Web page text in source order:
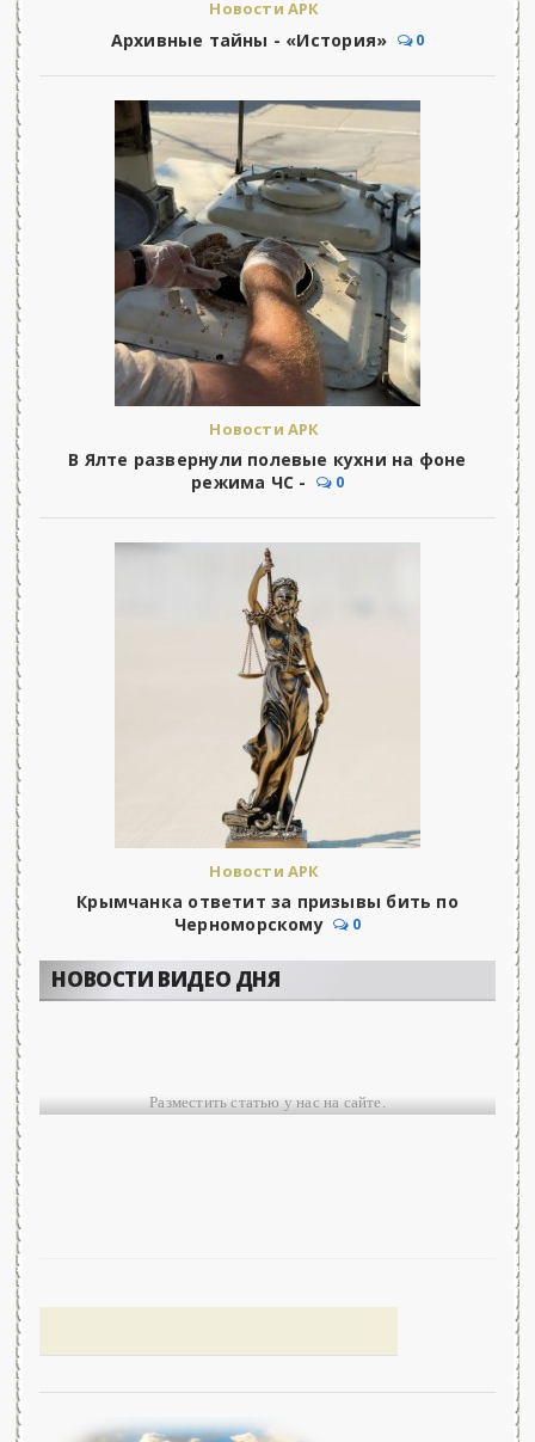
Новости АРК
Архивные тайны - «История» 0
Новости АРК
В Ялте развернули полевые кухни на фоне
режима ЧС -
0
Новости АРК
Крымчанка ответит за призывы бить по
Черноморскому
0
НОВОСТИ ВИДЕО ДНЯ
Разместить статью у нас на сайте.